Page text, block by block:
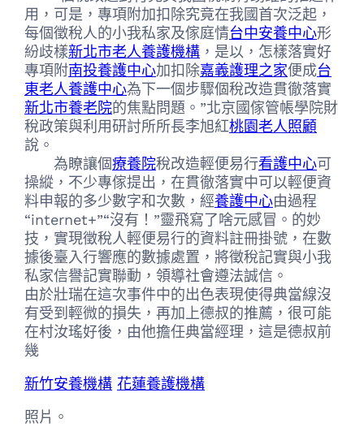
用，可是，專項附加扣除究竟在我國首次泛起，
每個徵稅人的小我私家及傢庭情台中安養中心形
紛歧樣新北市老人養護機構 ，是以，怎樣落實好
專項附南投養護中心加扣除嘉義護理之家便成台
東老人養護中心為下一個步驟個稅改造貫徹落實
新北市養老院的焦點問題。”北京國傢管帳學院財
稅政策與利用研討所所長李旭紅桃園老人照顧
說。
為瞭讓個療養院稅改造輕便易行看護中心可
操縱，不少專傢提出，在貫徹落實中可以輕便資
料申報的多少數字和次數，經養護中心由過程
“internet+”“沒有！”靈飛寫了啥元感冒。的妙
技，實現徵稅人輕便易行的資料註冊掛號，在數
據後臺入行響應的數據處置，將徵稅記實與小我
私家信譽記實聯動，領導社會遵法誠信。
由於壯瑞在這次事件中的出色表現使得典當線沒
有受到輕微的損失，再加上德叔的推薦，很可能
在村汝瑤好後，由他擔任典當經理，這是德叔前
幾
新竹安養機構 花蓮養護機構
照片。